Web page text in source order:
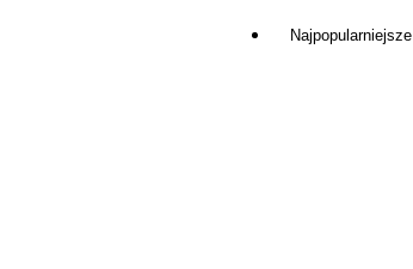
Najpopularniejsze